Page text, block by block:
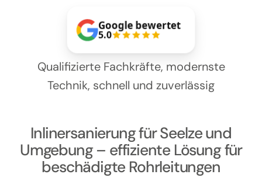
NEWS
Kontakt
Google bewertet
5.0
Qualifizierte Fachkräfte, modernste
Technik, schnell und zuverlässig
Inlinersanierung für Seelze und
Umgebung – effiziente Lösung für
beschädigte Rohrleitungen